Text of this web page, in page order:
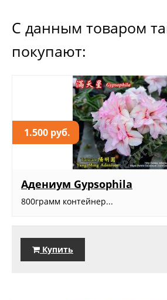
С данным товаром
покупают:
1.500 руб.
Адениум Gypsophila
800грамм контейнер...
Купить